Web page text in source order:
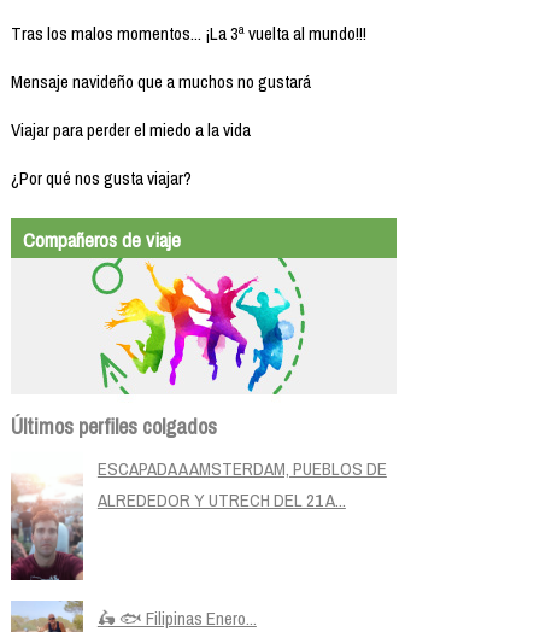
Tras los malos momentos... ¡La 3ª vuelta al mundo!!!
Mensaje navideño que a muchos no gustará
Viajar para perder el miedo a la vida
¿Por qué nos gusta viajar?
Compañeros de viaje
Últimos perfiles colgados
ESCAPADA A AMSTERDAM, PUEBLOS DE
ALREDEDOR Y UTRECH DEL 21 A...
🛵 🐟 Filipinas Enero...